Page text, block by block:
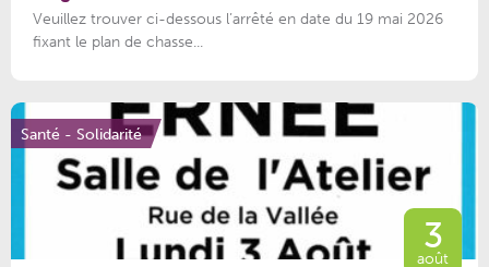
Veuillez trouver ci-dessous l’arrêté en date du 19 mai 2026
fixant le plan de chasse...
Santé - Solidarité
3
août